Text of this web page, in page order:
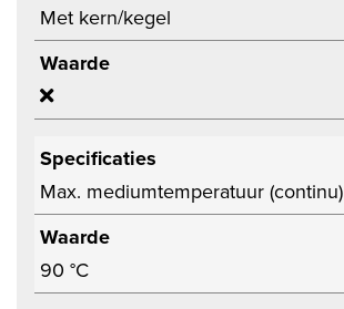
Met kern/kegel
Waarde
Specificaties
Max. mediumtemperatuur (continu)
Waarde
90 °C